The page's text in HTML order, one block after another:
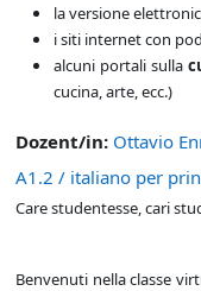
la versione
i siti internet con
alcuni portali sulla
cucina, arte, ecc.)
Dozent/in: Ottavio
A1.2 / italiano per
Care studentesse, cari
Benvenuti nella classe